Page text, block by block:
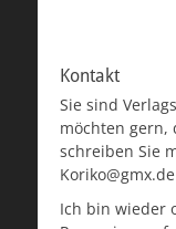
Kontakt
Sie sind
möchten gern,
schreiben Sie
Koriko@gmx.de
Ich bin wieder